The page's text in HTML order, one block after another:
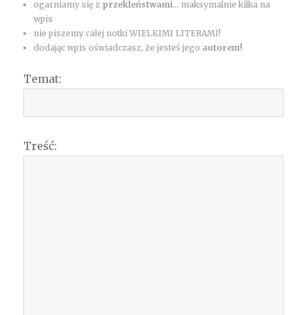
ogarniamy się z przekleństwami... maksymalnie kilka na
wpis
nie piszemy całej notki WIELKIMI LITERAMI!
dodając wpis oświadczasz, że jesteś jego autorem!
Temat:
Treść: